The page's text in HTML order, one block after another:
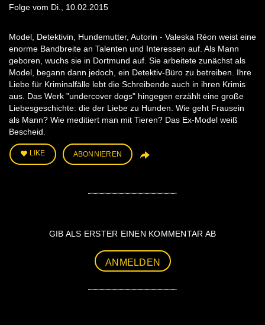
Folge vom Di., 10.02.2015
Model, Detektivin, Hundemutter, Autorin - Valeska Réon weist eine
enorme Bandbreite an Talenten und Interessen auf. Als Mann
geboren, wuchs sie in Dortmund auf. Sie arbeitete zunächst als
Model, begann dann jedoch, ein Detektiv-Büro zu betreiben. Ihre
Liebe für Kriminalfälle lebt die Schreibende auch in ihren Krimis
aus. Das Werk "undercover dogs" hingegen erzählt eine große
Liebesgeschichte: die der Liebe zu Hunden. Wie geht Frausein
als Mann? Wie meditiert man mit Tieren? Das Ex-Model weiß
Bescheid.
LIKE ABONNIEREN
GIB ALS ERSTER EINEN KOMMENTAR AB
ANMELDEN